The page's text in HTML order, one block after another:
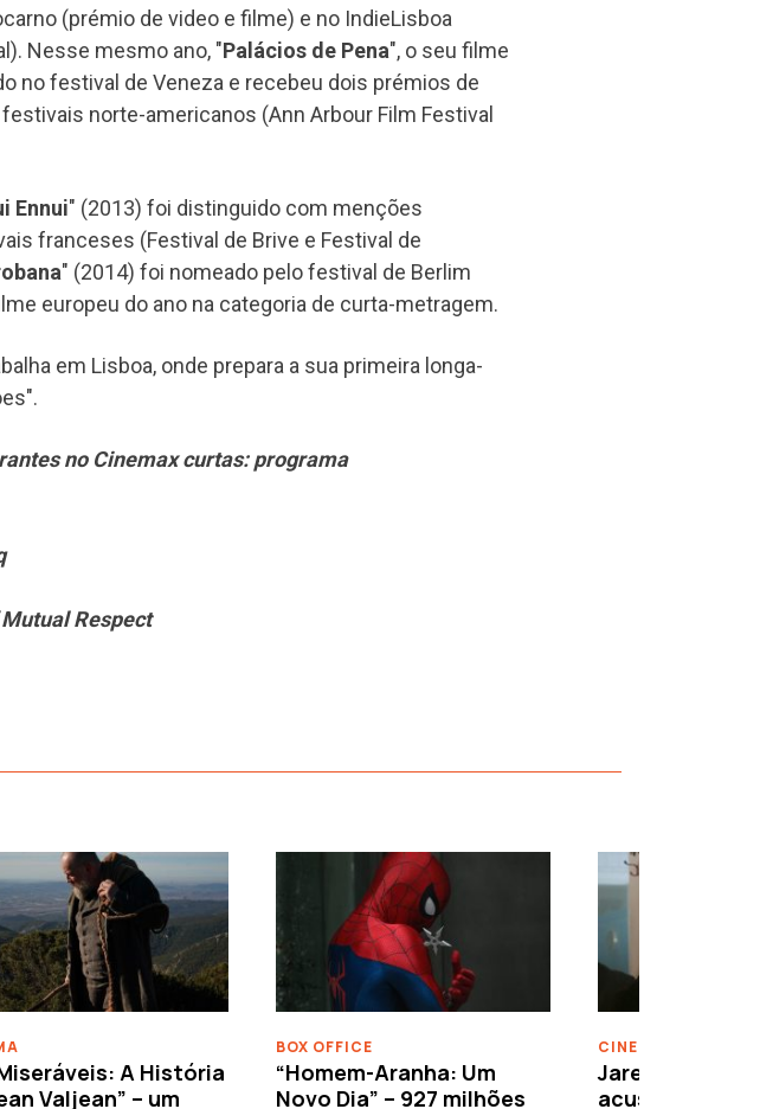
(prémio de video e filme) e no IndieLisboa
Nesse mesmo ano, "Palácios de Pena", o seu filme
no festival de Veneza e recebeu dois prémios de
norte-americanos (Ann Arbour Film Festival
Ennui" (2013) foi distinguido com menções
franceses (Festival de Brive e Festival de
" (2014) foi nomeado pelo festival de Berlim
europeu do ano na categoria de curta-metragem.
em Lisboa, onde prepara a sua primeira longa-
no Cinemax curtas: programa
Respect
A História
Valjean” – um
BOX OFFICE
“Homem-Aranha: Um
Novo Dia” – 927 milhões
CINEMA
Jared Leto
acusações de